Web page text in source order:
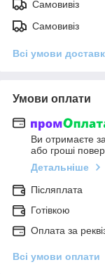
Самовивіз
Самовивіз
Всі умови
Умови оплати
Ви отримаєте
або гроші
Детальніше
Післяплата
Готівкою
Оплата за
Всі умови оплати